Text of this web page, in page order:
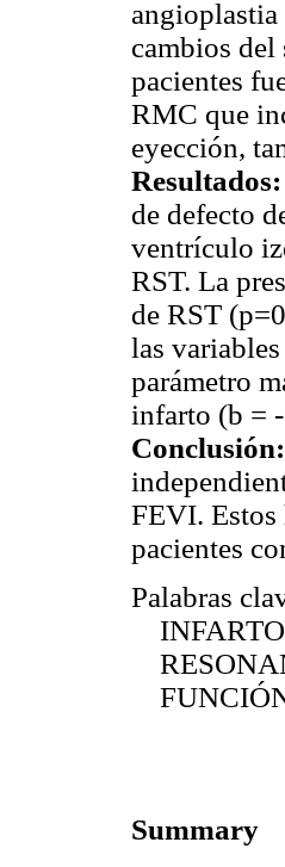
cambios del
pacientes
RMC que
eyección,
Resultados:
de defecto
ventrículo
RST. La
de RST
las
parámetro
infarto (b =
Conclusión:
FEVI. Estos
pacientes
Palabras
Summary